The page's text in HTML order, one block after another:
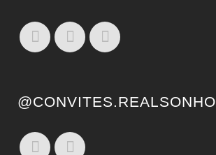
@CONVITES.REALSONHO